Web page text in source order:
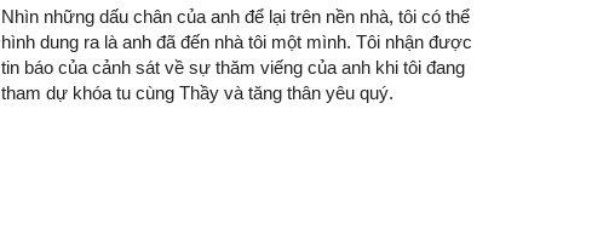
Nhìn những dấu chân của anh để lại trên nền nhà, tôi có thể
hình dung ra là anh đã đến nhà tôi một mình. Tôi nhận được
tin báo của cảnh sát về sự thăm viếng của anh khi tôi đang
tham dự khóa tu cùng Thầy và tăng thân yêu quý.